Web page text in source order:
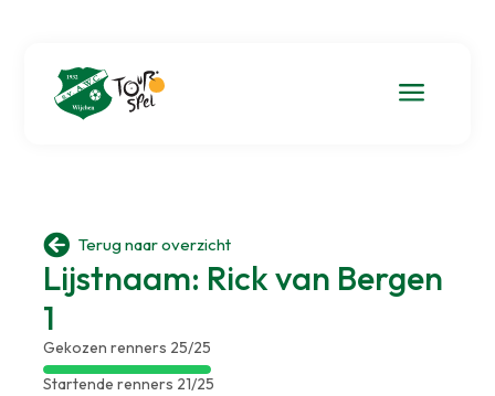
a
 Terug naar overzicht
Lijstnaam: Rick van Bergen
1
Gekozen renners 25/25
Startende renners 21/25